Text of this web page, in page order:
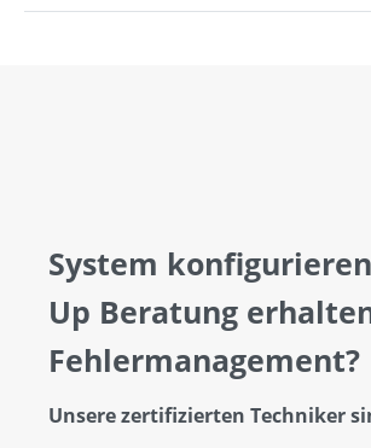
System
Up Beratung
Fehlermanagement?
Unsere zertifizierten Techniker